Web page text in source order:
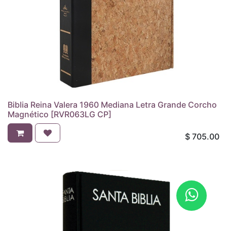
Biblia Reina Valera 1960 Mediana Letra Grande Corcho
Magnético [RVR063LG CP]
$ 705.00